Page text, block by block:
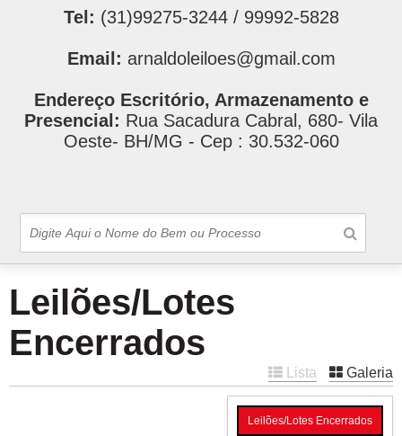
Tel: (31)99275-3244 / 99992-5828
Email: arnaldoleiloes@gmail.com
Endereço Escritório, Armazenamento e
Presencial: Rua Sacadura Cabral, 680- Vila
Oeste- BH/MG - Cep : 30.532-060
Leilões/Lotes
Encerrados
Lista Galeria
Leilões/Lotes Encerrados